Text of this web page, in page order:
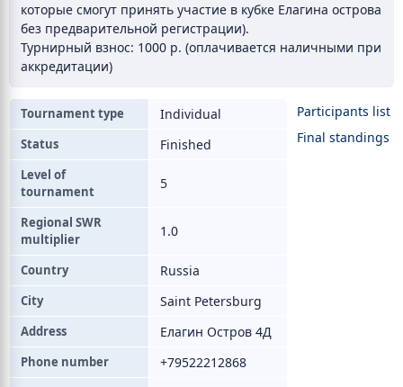
которые смогут принять участие в кубке Елагина острова
без предварительной регистрации).
Турнирный взнос: 1000 р. (оплачивается наличными при
аккредитации)
Participants list
Final standings
Tournament type Individual
Status Finished
Level of
tournament
5
Regional SWR
multiplier
1.0
Country Russia
City Saint Petersburg
Address Елагин Остров 4Д
Phone number +79522212868